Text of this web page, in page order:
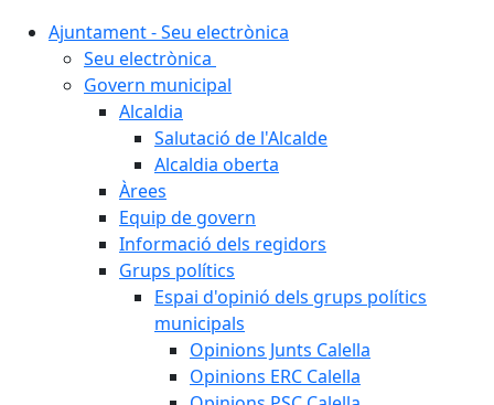
Ajuntament - Seu electrònica
Seu electrònica
Govern municipal
Alcaldia
Salutació de l'Alcalde
Alcaldia oberta
Àrees
Equip de govern
Informació dels regidors
Grups polítics
Espai d'opinió dels grups polítics
municipals
Opinions Junts Calella
Opinions ERC Calella